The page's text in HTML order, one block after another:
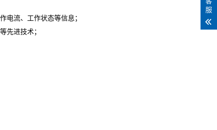
电流、工作状态等信息；
先进技术；
服